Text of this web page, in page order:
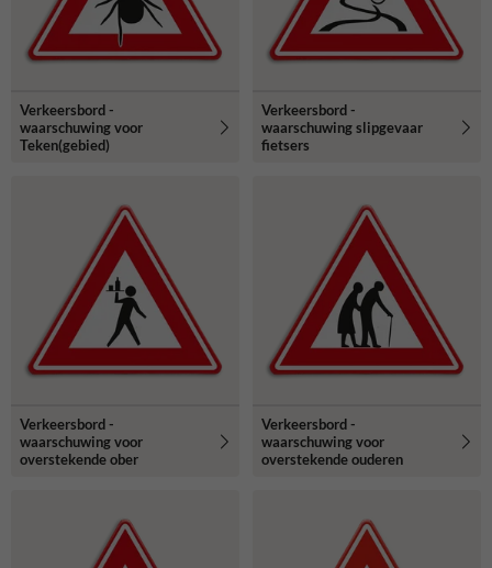
Verkeersbord -
waarschuwing voor
Teken(gebied)
Verkeersbord -
waarschuwing slipgevaar
fietsers
Verkeersbord -
waarschuwing voor
overstekende ober
Verkeersbord -
waarschuwing voor
overstekende ouderen